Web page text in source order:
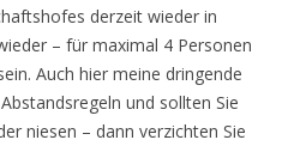
derzeit wieder in
– für maximal 4 Personen
Auch hier meine dringende
und sollten Sie
niesen – dann verzichten Sie